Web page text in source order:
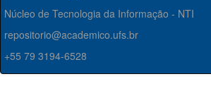
Núcleo de Tecnologia da Informação - NTI
repositorio@academico.ufs.br
+55 79 3194-6528